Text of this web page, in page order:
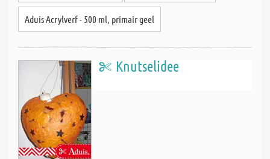
Aduis Acrylverf - 500 ml, primair geel
Knutselidee